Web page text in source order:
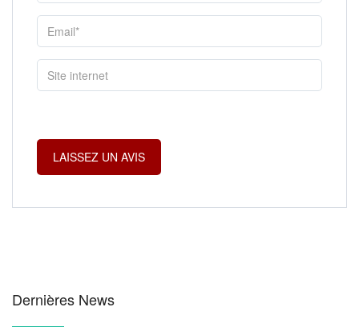
Dernières News